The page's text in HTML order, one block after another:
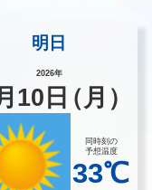
明日
2026年
10 日（月）
同時刻の
予想温度
33℃